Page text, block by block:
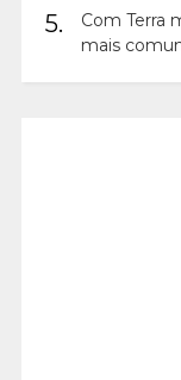
5.
Com Terra
mais